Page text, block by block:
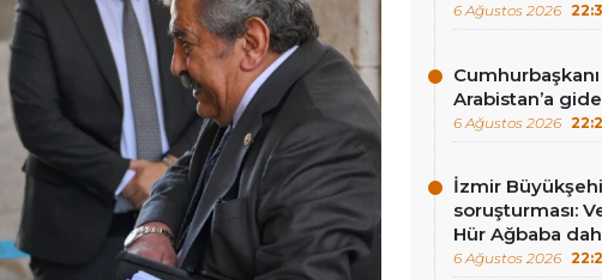
6 Ağustos 2026
Arabistan’a
6 Ağustos 2026
İzmir
soruşturması:
Hür Ağbaba
6 Ağustos 2026